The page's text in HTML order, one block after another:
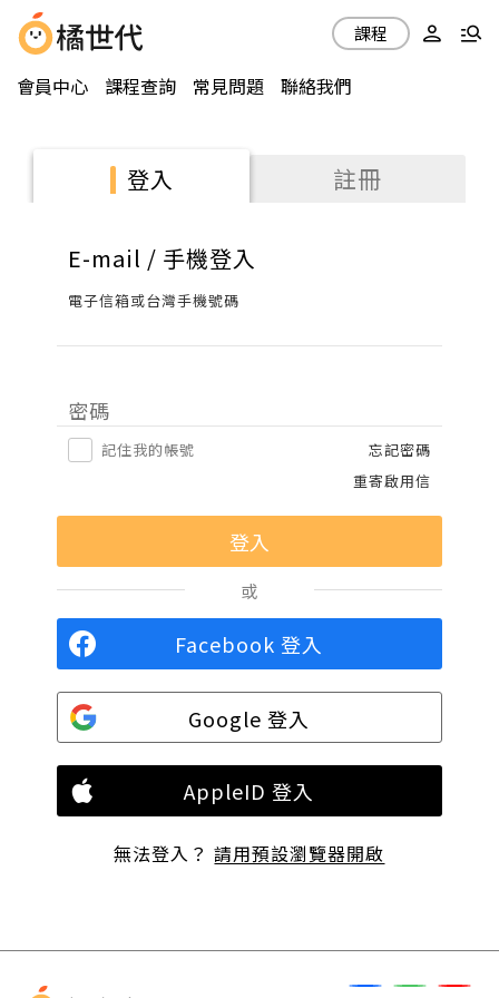
會員中心 課程查詢 常見問題 聯絡我們
課程
登入 註冊
E-mail / 手機登入
電子信箱或台灣手機號碼
密碼
記住我的帳號
忘記密碼
重寄啟用信
或
Facebook 登入
Google 登入
AppleID 登入
無法登入？請用預設瀏覽器開啟